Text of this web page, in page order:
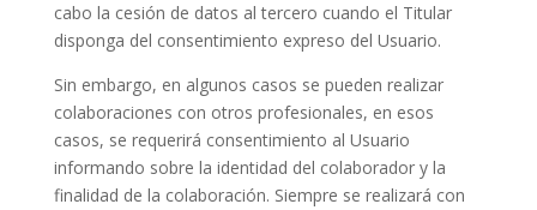
cabo la cesión de datos al tercero cuando el Titular
disponga del consentimiento expreso del Usuario.
Sin embargo, en algunos casos se pueden realizar
colaboraciones con otros profesionales, en esos
casos, se requerirá consentimiento al Usuario
informando sobre la identidad del colaborador y la
finalidad de la colaboración. Siempre se realizará con